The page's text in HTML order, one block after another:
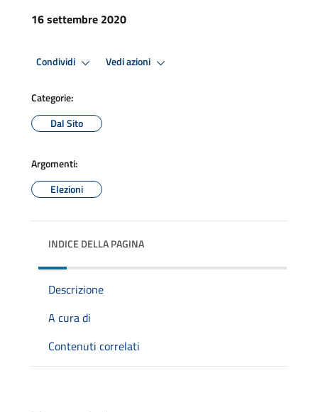
16 settembre 2020
Condividi Vedi azioni
Categorie:
Dal Sito
Argomenti:
Elezioni
INDICE DELLA PAGINA
Descrizione
A cura di
Contenuti correlati